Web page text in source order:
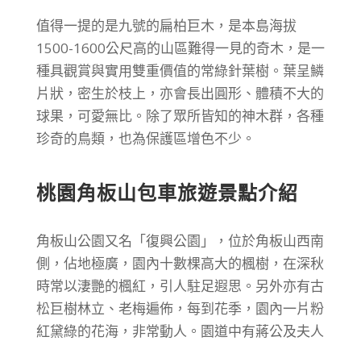
值得一提的是九號的扁柏巨木，是本島海拔
1500-1600公尺高的山區難得一見的奇木，是一
種具觀賞與實用雙重價值的常綠針葉樹。葉呈鱗
片狀，密生於枝上，亦會長出圓形、體積不大的
球果，可愛無比。除了眾所皆知的神木群，各種
珍奇的鳥類，也為保護區增色不少。
桃園角板山包車旅遊景點介紹
角板山公園又名「復興公園」，位於角板山西南
側，佔地極廣，園內十數棵高大的楓樹，在深秋
時常以淒艷的楓紅，引人駐足遐思。另外亦有古
松巨樹林立、老梅遍佈，每到花季，園內一片粉
紅黛綠的花海，非常動人。園道中有蔣公及夫人